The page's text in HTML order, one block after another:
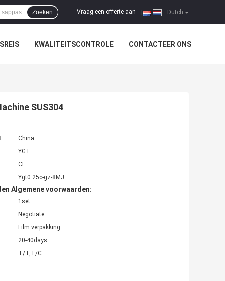
Dutch
Vraag een offerte aan
Zoeken
KWALITEITSCONTROLE CONTACTEER ONS
SUS304
China
YGT
CE
Ygt0.25c-gz-8MJ
Algemene voorwaarden:
1set
Negotiate
Film verpakking
20-40days
T/T, L/C